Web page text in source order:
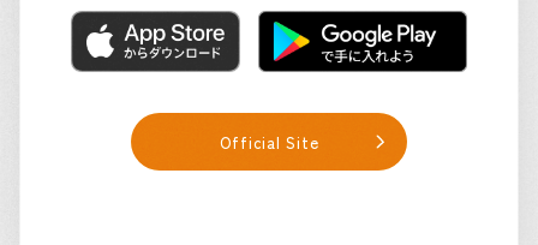
Official Site